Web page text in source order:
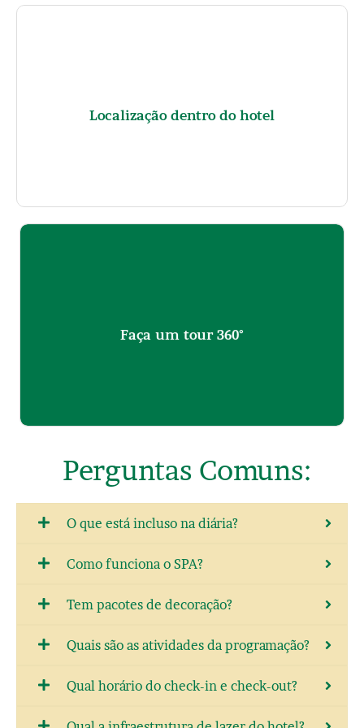
Localização dentro do hotel
entrada do hotel, acima do Ponto de Apoio e Bar Varandas.
Faça um tour 360°
Perguntas Comuns:
O que está incluso na diária?
Como funciona o SPA?
Tem pacotes de decoração?
Quais são as atividades da programação?
Qual horário do check-in e check-out?